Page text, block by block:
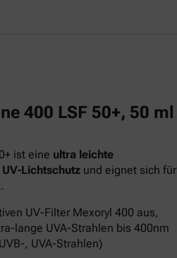
400 LSF 50+, 50 ml
ist eine ultra leichte
Lichtschutz und eignet sich für
UV-Filter Mexoryl 400 aus,
lange UVA-Strahlen bis 400nm
, UVA-Strahlen)